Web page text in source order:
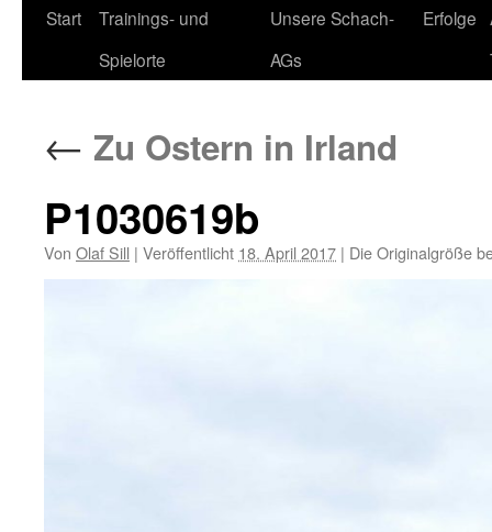
Start
Trainings- und
Spielorte
Unsere Schach-
AGs
Erfolge
← Zu Ostern in Irland
P1030619b
Von Olaf Sill | Veröffentlicht 18. April 2017 | Die Originalgröße